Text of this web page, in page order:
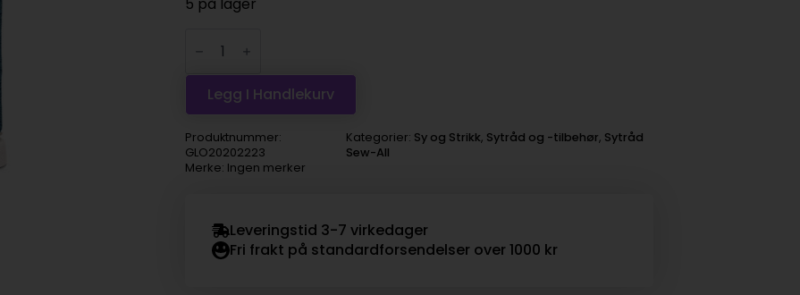
5 på lager
sytråd
all
200m
223
antall
Legg I Handlekurv
Produktnummer:
GLO20202223
Kategorier: Sy og Strikk, Sytråd og -tilbehør, Sytråd
Sew-All
Merke: Ingen merker
Leveringstid 3-7 virkedager
Fri frakt på standardforsendelser over 1000 kr